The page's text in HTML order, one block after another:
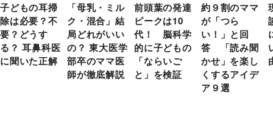
子どもの耳掃
除は必要？不
要？どうす
る？ 耳鼻科医
に聞いた正解
「母乳・ミル
ク・混合」結
局どれがいい
の？ 東大医学
部卒のママ医
師が徹底解説
前頭葉の発達
ピークは10
代！ 脳科学
的に子どもの
「ならいご
と」を検証
約９割のママ
が「つら
い！」と回
答 「読み聞
かせ」を楽し
くするアイデ
ア９選